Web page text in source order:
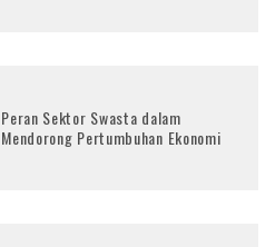
Peran Sektor Swasta dalam
Mendorong Pertumbuhan Ekonomi